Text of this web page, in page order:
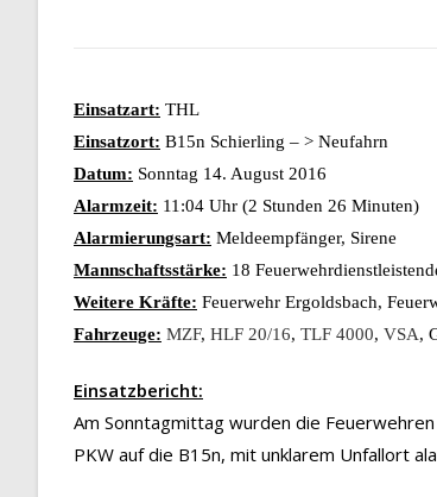
Einsatzart: THL
Einsatzort: B15n Schierling – > Neufahrn
Datum: Sonntag 14. August 2016
Alarmzeit: 11:04 Uhr (2 Stunden 26 Minuten)
Alarmierungsart: Meldeempfänger, Sirene
Mannschaftsstärke: 18
Weitere Kräfte: Feuerwehr Ergoldsbach,
Fahrzeuge: MZF, HLF 20/16, TLF 4000, VSA,
Einsatzbericht:
Am Sonntagmittag wurden die
PKW auf die B15n, mit unklarem Unfallort